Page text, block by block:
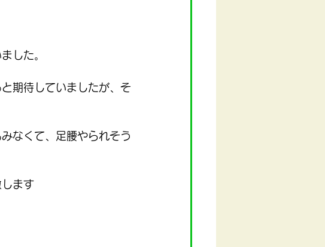
した。
期待していましたが、そ
なくて、足腰やられそう
ます